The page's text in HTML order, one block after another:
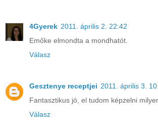
4Gyerek 2011. április 2. 22:42
Emőke elmondta a mondhatót.
Válasz
Gesztenye receptjei 2011. április 3.
Fantasztikus jó, el tudom képzelni
Válasz